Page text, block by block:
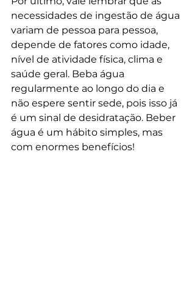
necessidades de ingestão de água
variam de pessoa para pessoa,
depende de fatores como idade,
nível de atividade física, clima e
saúde geral. Beba água
regularmente ao longo do dia e
não espere sentir sede, pois isso já
é um sinal de desidratação. Beber
água é um hábito simples, mas
com enormes benefícios!